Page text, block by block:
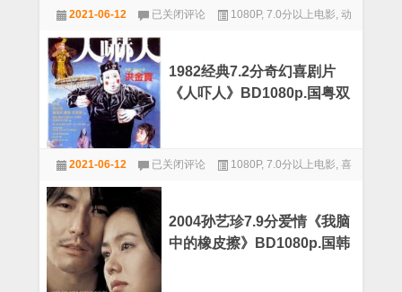
手》
BD1080p.
中
文
字
幕
2021-06-12
经
典
6.4
分
冒
险
动
作
片
《中
华
英
BD1080p.
粤
双
已关闭评论 1080P, 7.0分以上电影 动
1982经典7.2分奇幻喜剧片
《人吓人》BD1080p.国粤双
2021-06-12
经
典
幻
喜
已关闭评论 1080P, 7.0分以上电影 喜
2004孙艺珍7.9分爱情《我脑
中的橡皮擦》BD1080p.国韩